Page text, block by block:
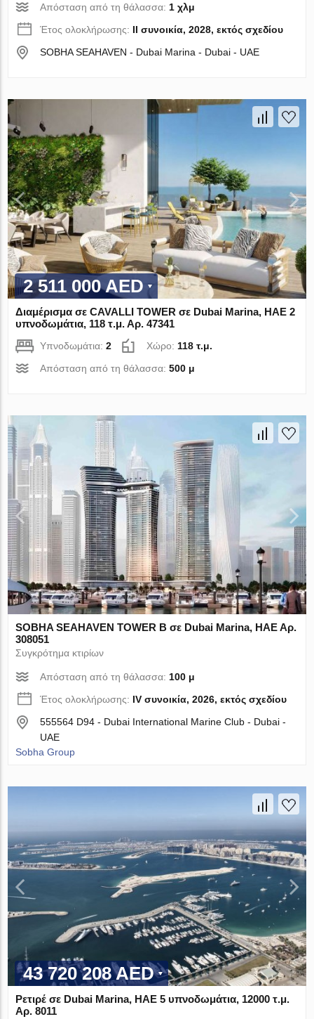
Απόσταση από τη θάλασσα: 1 χλμ
Έτος ολοκλήρωσης: II συνοικία, 2028, εκτός σχεδίου
SOBHA SEAHAVEN - Dubai Marina - Dubai - UAE
2 511 000 AED
Διαμέρισμα σε CAVALLI TOWER σε Dubai Marina, ΗΑΕ 2
υπνοδωμάτια, 118 τ.μ. Αρ. 47341
Υπνοδωμάτια:2 Χώρο: 118 τ.μ.
Απόσταση από τη θάλασσα:500 μ
SOBHA SEAHAVEN TOWER B σε Dubai Marina, ΗΑΕ Αρ.
308051
Συγκρότημα κτιρίων
Απόσταση από τη θάλασσα:100 μ
Έτος ολοκλήρωσης: IV συνοικία, 2026, εκτός σχεδίου
555564 D94 - Dubai International Marine Club - Dubai -
UAE
Sobha Group
43 720 208 AED
Ρετιρέ σε Dubai Marina, ΗΑΕ 5 υπνοδωμάτια, 12000 τ.μ.
Αρ. 8011